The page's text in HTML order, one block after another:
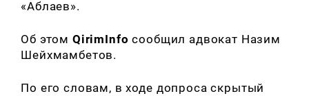
«Аблаев».
Об этом QirimInfo сообщил адвокат Назим
Шейхмамбетов.
По его словам, в ходе допроса скрытый